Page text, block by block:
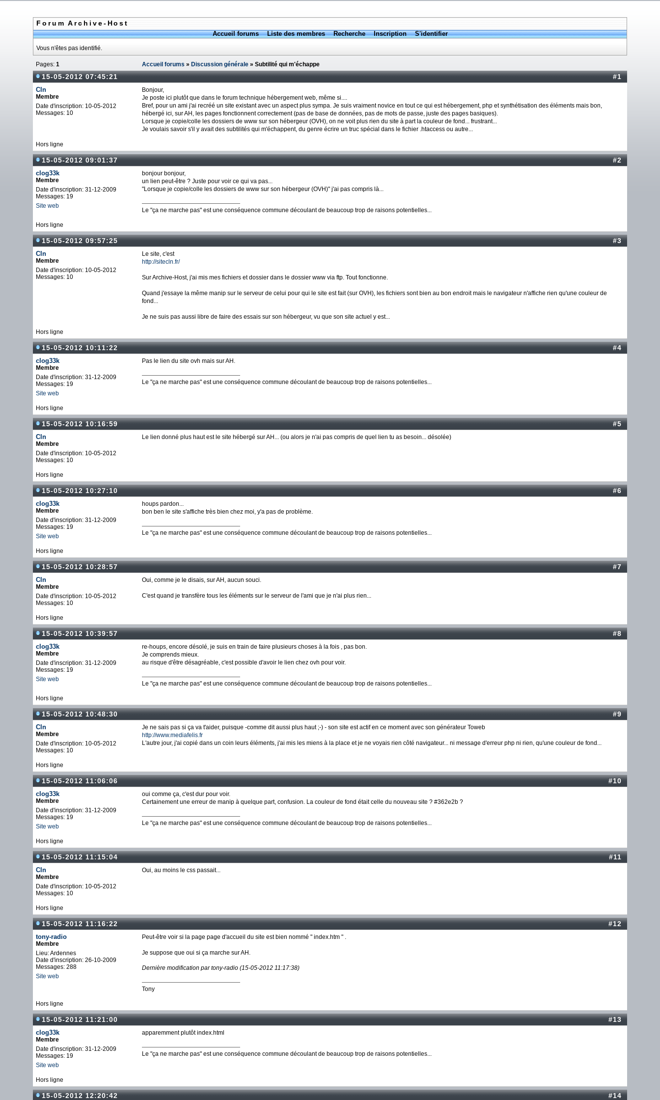
Forum Archive-Host
Accueil forums Liste des membres Recherche Inscription S'identifier
Vous n'êtes pas identifié.
Pages:1 Accueil forums » Discussion générale » Subtilité qui m'échappe
#1
15-05-2012 07:45:21
Cln
Membre
Date d'inscription: 10-05-2012
Messages: 10
Bonjour,
Je poste ici plutôt que dans le forum technique hébergement web, même si....
Bref, pour un ami j'ai recréé un site existant avec un aspect plus sympa. Je suis vraiment novice en tout ce qui est hébergement, php et synthétisation des éléments mais bon,
hébergé ici, sur AH, les pages fonctionnent correctement (pas de base de données, pas de mots de passe, juste des pages basiques).
Lorsque je copie/colle les dossiers de www sur son hébergeur (OVH), on ne voit plus rien du site à part la couleur de fond... frustrant...
Je voulais savoir s'il y avait des subtilités qui m'échappent, du genre écrire un truc spécial dans le fichier .htaccess ou autre...
Hors ligne
#2
15-05-2012 09:01:37
clog33k
Membre
Date d'inscription: 31-12-2009
Messages: 19
Site web
bonjour bonjour,
un lien peut-être ? Juste pour voir ce qui va pas...
"Lorsque je copie/colle les dossiers de www sur son hébergeur (OVH)" j'ai pas compris là...
Le "ça ne marche pas" est une conséquence commune découlant de beaucoup trop de raisons potentielles...
Hors ligne
#3
15-05-2012 09:57:25
Cln
Membre
Date d'inscription: 10-05-2012
Messages: 10
Le site, c'est
http://sitecln.fr/
Sur Archive-Host, j'ai mis mes fichiers et dossier dans le dossier www via ftp. Tout fonctionne.
Quand j'essaye la même manip sur le serveur de celui pour qui le site est fait (sur OVH), les fichiers sont bien au bon endroit mais le navigateur n'affiche rien qu'une couleur de
fond...
Je ne suis pas aussi libre de faire des essais sur son hébergeur, vu que son site actuel y est...
Hors ligne
#4
15-05-2012 10:11:22
clog33k
Membre
Date d'inscription: 31-12-2009
Messages: 19
Site web
Pas le lien du site ovh mais sur AH.
Le "ça ne marche pas" est une conséquence commune découlant de beaucoup trop de raisons potentielles...
Hors ligne
#5
15-05-2012 10:16:59
Cln
Membre
Date d'inscription: 10-05-2012
Messages: 10
Le lien donné plus haut est le site hébergé sur AH... (ou alors je n'ai pas compris de quel lien tu as besoin... désolée)
Hors ligne
#6
15-05-2012 10:27:10
clog33k
Membre
Date d'inscription: 31-12-2009
Messages: 19
Site web
houps pardon...
bon ben le site s'affiche très bien chez moi, y'a pas de problème.
Le "ça ne marche pas" est une conséquence commune découlant de beaucoup trop de raisons potentielles...
Hors ligne
#7
15-05-2012 10:28:57
Cln
Membre
Date d'inscription: 10-05-2012
Messages: 10
Oui, comme je le disais, sur AH, aucun souci.
C'est quand je transfère tous les éléments sur le serveur de l'ami que je n'ai plus rien...
Hors ligne
#8
15-05-2012 10:39:57
clog33k
Membre
Date d'inscription: 31-12-2009
Messages: 19
Site web
re-houps, encore désolé, je suis en train de faire plusieurs choses à la fois , pas bon.
Je comprends mieux.
au risque d'être désagréable, c'est possible d'avoir le lien chez ovh pour voir.
Le "ça ne marche pas" est une conséquence commune découlant de beaucoup trop de raisons potentielles...
Hors ligne
#9
15-05-2012 10:48:30
Cln
Membre
Date d'inscription: 10-05-2012
Messages: 10
Je ne sais pas si ça va t'aider, puisque -comme dit aussi plus haut ;-) - son site est actif en ce moment avec son générateur Toweb
http://www.mediafelis.fr
L'autre jour, j'ai copié dans un coin leurs éléments, j'ai mis les miens à la place et je ne voyais rien côté navigateur... ni message d'erreur php ni rien, qu'une couleur de fond...
Hors ligne
#10
15-05-2012 11:06:06
clog33k
Membre
Date d'inscription: 31-12-2009
Messages: 19
Site web
oui comme ça, c'est dur pour voir.
Certainement une erreur de manip à quelque part, confusion. La couleur de fond était celle du nouveau site ? #362e2b ?
Le "ça ne marche pas" est une conséquence commune découlant de beaucoup trop de raisons potentielles...
Hors ligne
#11
15-05-2012 11:15:04
Cln
Membre
Date d'inscription: 10-05-2012
Messages: 10
Oui, au moins le css passait...
Hors ligne
#12
15-05-2012 11:16:22
tony-radio
Membre
Lieu: Ardennes
Date d'inscription: 26-10-2009
Messages: 288
Site web
Peut-être voir si la page page d'accueil du site est bien nommé " index.htm " .
Je suppose que oui si ça marche sur AH.
Dernière modification par tony-radio (15-05-2012 11:17:38)
Tony
Hors ligne
#13
15-05-2012 11:21:00
clog33k
Membre
Date d'inscription: 31-12-2009
Messages: 19
Site web
apparemment plutôt index.html
Le "ça ne marche pas" est une conséquence commune découlant de beaucoup trop de raisons potentielles...
Hors ligne
#14
15-05-2012 12:20:42